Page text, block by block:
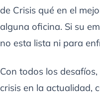
de Crisis qué en el
alguna oficina. Si su
no esta lista ni para
Con todos los
crisis en la actualidad,